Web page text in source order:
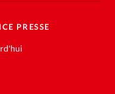
PRESSE